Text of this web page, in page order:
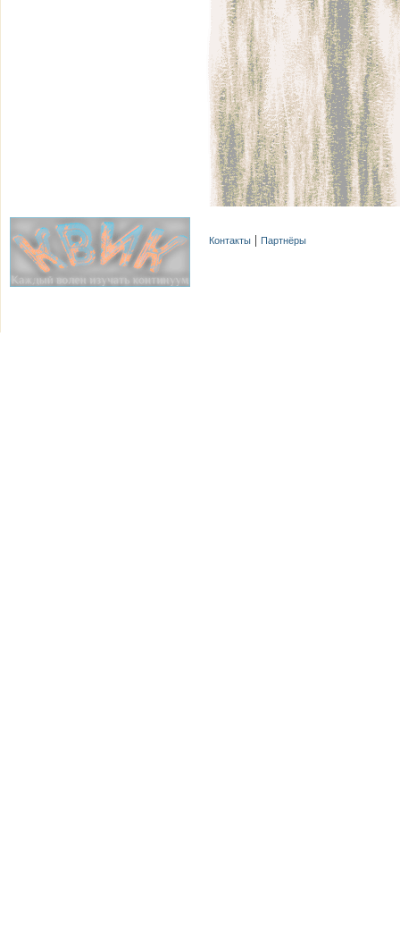
Контакты Партнёры